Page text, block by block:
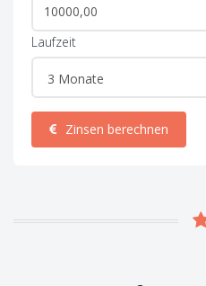
Laufzeit
Zinsen berechnen